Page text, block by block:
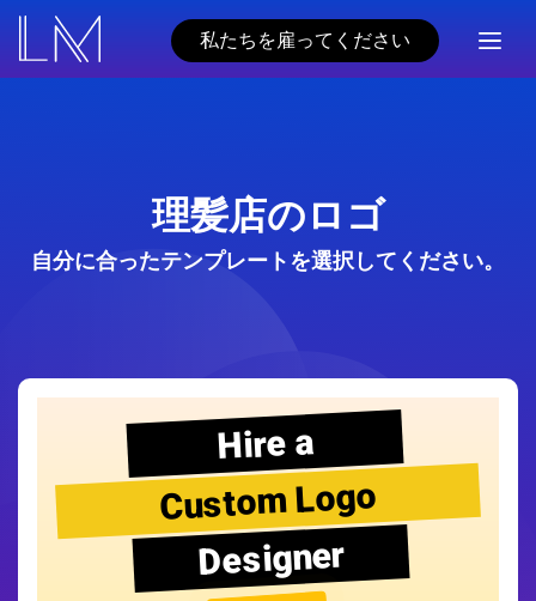
私たちを雇ってください
理髪店のロゴ
自分に合ったテンプレートを選択してください。
Hire a
Custom Logo
Designer